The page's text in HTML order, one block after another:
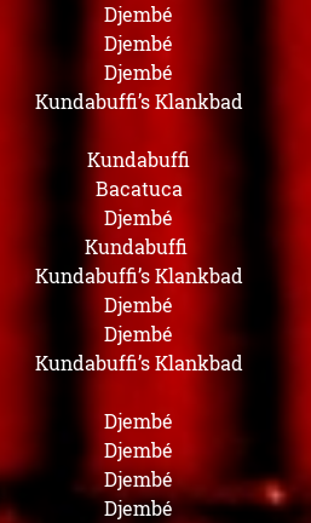
Djembé
Djembé
Djembé
Kundabuffi’s Klankbad
Kundabuffi
Bacatuca
Djembé
Kundabuffi
Kundabuffi’s Klankbad
Djembé
Djembé
Kundabuffi’s Klankbad
Djembé
Djembé
Djembé
Djembé